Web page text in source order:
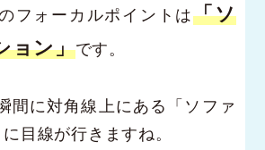
フォーカルポイントは「ソ
ョン」です。
間に対角線上にある「ソファ
目線が行きますね。